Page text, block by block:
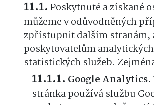
Poskytnuté a získané
můžeme v odůvodněných
zpřístupnit dalším stranám,
poskytovatelům
statistických služeb.
Google Analytics.
stránka používá službu